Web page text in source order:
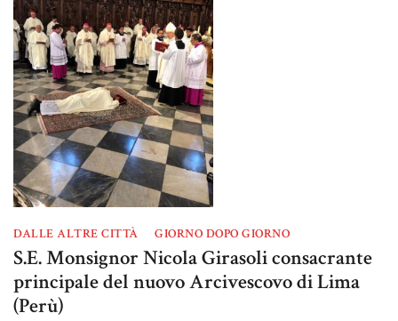
DALLE ALTRE CITTÀ GIORNO DOPO GIORNO
S.E. Monsignor Nicola Girasoli consacrante
principale del nuovo Arcivescovo di Lima
(Perù)